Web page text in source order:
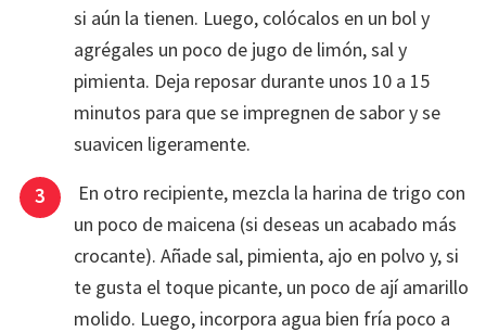
si aún la tienen. Luego, colócalos en un bol y
agrégales un poco de jugo de limón, sal y
pimienta. Deja reposar durante unos 10 a 15
minutos para que se impregnen de sabor y se
suavicen ligeramente.
En otro recipiente, mezcla la harina de trigo con
un poco de maicena (si deseas un acabado más
crocante). Añade sal, pimienta, ajo en polvo y, si
te gusta el toque picante, un poco de ají amarillo
molido. Luego, incorpora agua bien fría poco a